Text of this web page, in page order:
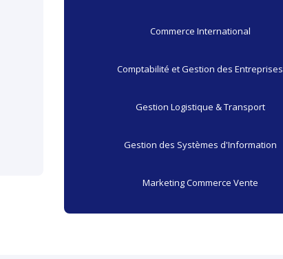
Commerce International
Comptabilité et Gestion des Entreprises
Gestion Logistique & Transport
Gestion des Systèmes d'Information
Marketing Commerce Vente